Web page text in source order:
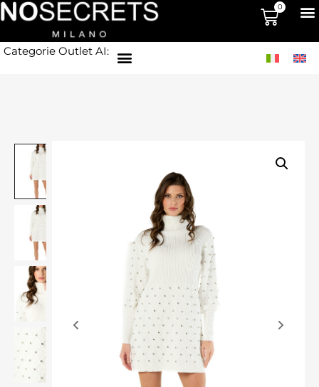
0
Categorie Outlet AI: